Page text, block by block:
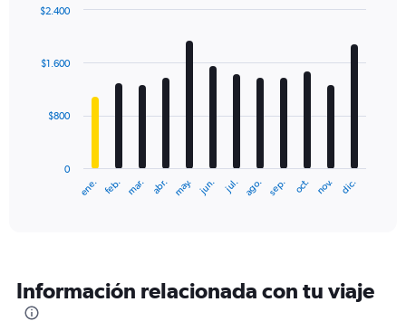
with
12
The
categories.
The
ene. feb. mar. abr. may. jun. jul. ago. sep. oct. nov. dic.
0
$800
$1.600
$2.400
Información relacionada con tu viaje